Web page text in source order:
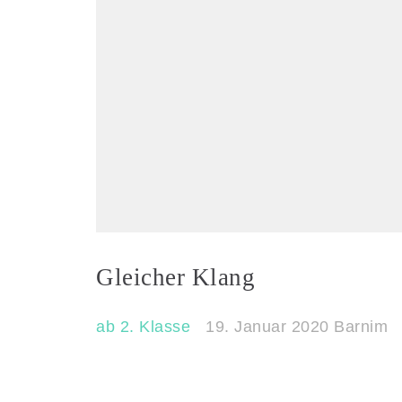
Gleicher Klang
ab 2. Klasse 19. Januar 2020 Barnim